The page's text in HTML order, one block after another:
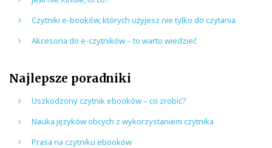
Czytniki e-booków, których użyjesz nie tylko do czytania
Akcesoria do e-czytników – to warto wiedzieć
Najlepsze poradniki
Uszkodzony czytnik ebooków – co zrobić?
Nauka języków obcych z wykorzystaniem czytnika
Prasa na czytniku ebooków